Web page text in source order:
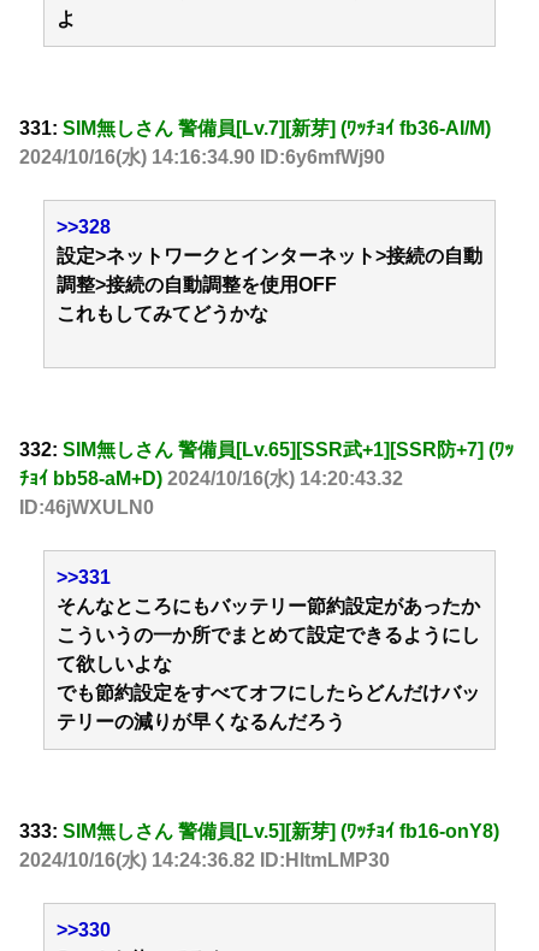
よ
331: SIM無しさん 警備員[Lv.7][新芽] (ﾜｯﾁｮｲ fb36-AI/M)
2024/10/16(水) 14:16:34.90 ID:6y6mfWj90
>>328
設定>ネットワークとインターネット>接続の自動
調整>接続の自動調整を使用OFF
これもしてみてどうかな
332: SIM無しさん 警備員[Lv.65][SSR武+1][SSR防+7] (ﾜｯ
ﾁｮｲ bb58-aM+D) 2024/10/16(水) 14:20:43.32
ID:46jWXULN0
>>331
そんなところにもバッテリー節約設定があったか
こういうの一か所でまとめて設定できるようにし
て欲しいよな
でも節約設定をすべてオフにしたらどんだけバッ
テリーの減りが早くなるんだろう
333: SIM無しさん 警備員[Lv.5][新芽] (ﾜｯﾁｮｲ fb16-onY8)
2024/10/16(水) 14:24:36.82 ID:HltmLMP30
>>330